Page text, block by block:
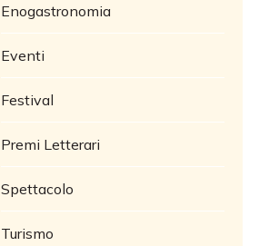
Enogastronomia
Eventi
Festival
Premi Letterari
Spettacolo
Turismo